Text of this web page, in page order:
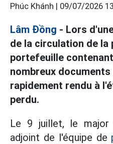
Phúc Khánh | 09/07/2026
Lâm Đồng - Lors
de la circulation de la
portefeuille
nombreux
rapidement rendu à
perdu.
Le 9 juillet, le major
adjoint de l'équipe de